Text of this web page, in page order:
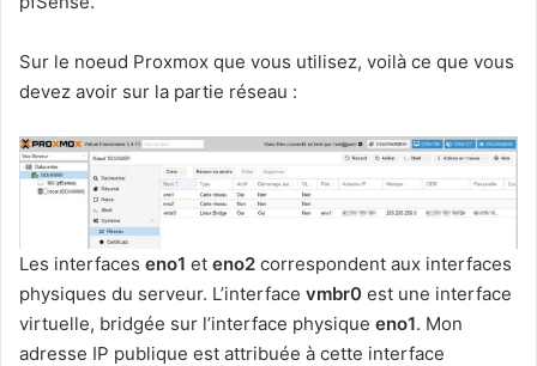
Sur le noeud Proxmox que vous utilisez, voilà ce que vous
devez avoir sur la partie réseau :
Les interfaces eno1 et eno2 correspondent aux interfaces
physiques du serveur. L’interface vmbr0 est une interface
virtuelle, bridgée sur l’interface physique eno1. Mon
adresse IP publique est attribuée à cette interface